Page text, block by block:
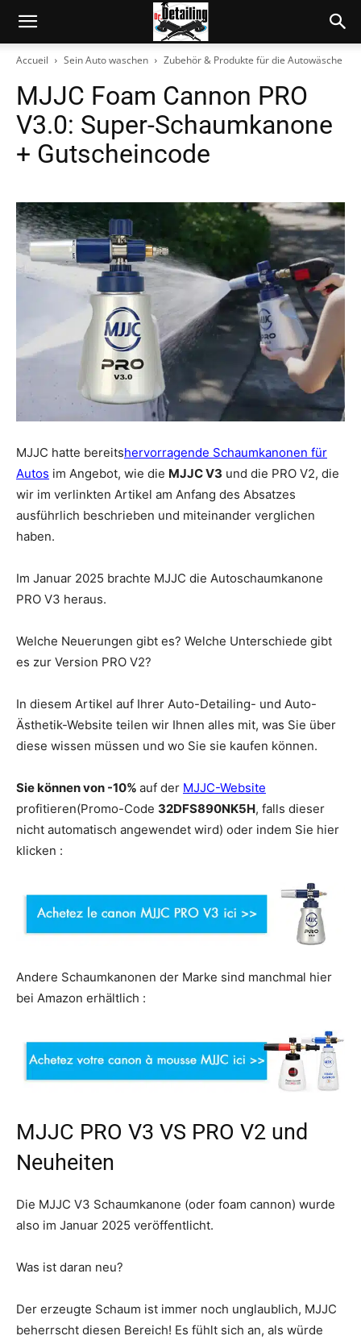
Accueil Sein Auto waschen Zubehör & Produkte für die Autowäsche
MJJC Foam Cannon PRO
V3.0: Super-Schaumkanone
+ Gutscheincode
MJJC hatte bereitshervorragende Schaumkanonen für
Autos im Angebot, wie die MJJC V3 und die PRO V2, die
wir im verlinkten Artikel am Anfang des Absatzes
ausführlich beschrieben und miteinander verglichen
haben.
Im Januar 2025 brachte MJJC die Autoschaumkanone
PRO V3 heraus.
Welche Neuerungen gibt es? Welche Unterschiede gibt
es zur Version PRO V2?
In diesem Artikel auf Ihrer Auto-Detailing- und Auto-
Ästhetik-Website teilen wir Ihnen alles mit, was Sie über
diese wissen müssen und wo Sie sie kaufen können.
Sie können von -10% auf der MJJC-Website
profitieren(Promo-Code 32DFS890NK5H, falls dieser
nicht automatisch angewendet wird) oder indem Sie hier
klicken :
Andere Schaumkanonen der Marke sind manchmal hier
bei Amazon erhältlich :
MJJC PRO V3 VS PRO V2 und
Neuheiten
Die MJJC V3 Schaumkanone (oder foam cannon) wurde
also im Januar 2025 veröffentlicht.
Was ist daran neu?
Der erzeugte Schaum ist immer noch unglaublich, MJJC
beherrscht diesen Bereich! Es fühlt sich an, als würde